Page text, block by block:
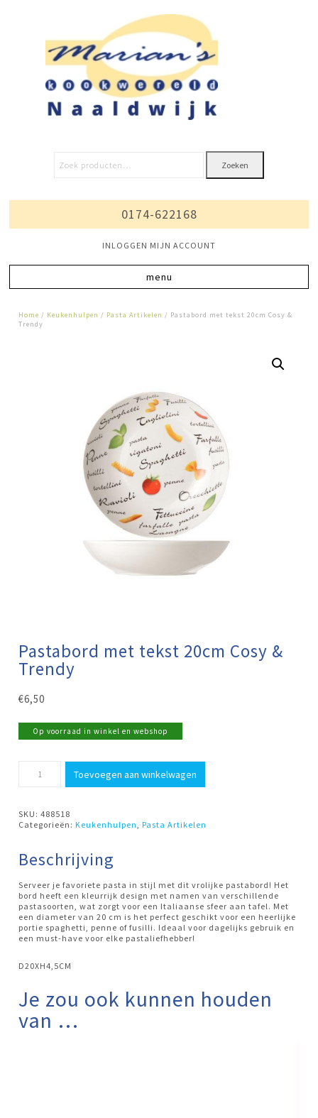
Zoeken
0174-622168
INLOGGEN MIJN ACCOUNT
Home / Keukenhulpen / Pasta Artikelen / Pastabord met tekst 20cm Cosy &
Trendy
Pastabord met tekst 20cm Cosy &
Trendy
€6,50
Op voorraad in winkel en webshop
&
Trendy
Toevoegen aan winkelwagen
SKU:488518
Categorieën:Keukenhulpen ,Pasta Artikelen
Beschrijving
Serveer je favoriete pasta in stijl met dit vrolijke pastabord! Het
bord heeft een kleurrijk design met namen van verschillende
pastasoorten, wat zorgt voor een Italiaanse sfeer aan tafel. Met
een diameter van 20 cm is het perfect geschikt voor een heerlijke
portie spaghetti, penne of fusilli. Ideaal voor dagelijks gebruik en
een must-have voor elke pastaliefhebber!
D20XH4,5CM
Je zou ook kunnen houden
van …